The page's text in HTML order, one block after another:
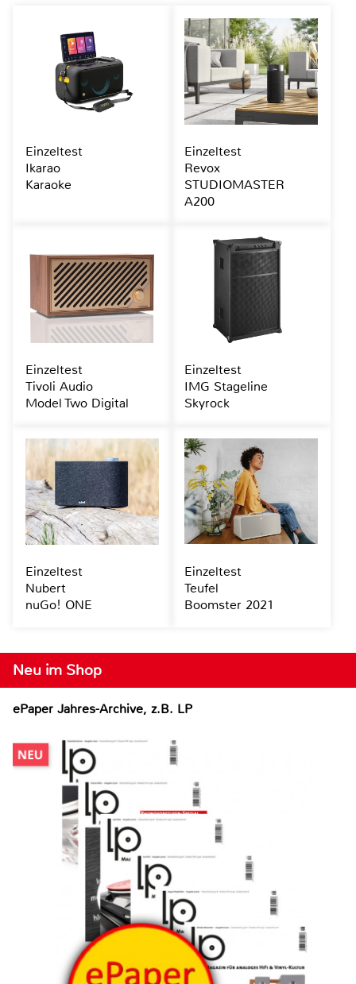
Neu im Shop
ePaper Jahres-Archive, z.B. LP
Einzeltest
Ikarao
Karaoke
Einzeltest
Revox
STUDIOMASTER
A200
Einzeltest
Tivoli Audio
Model Two Digital
Einzeltest
IMG Stageline
Skyrock
Einzeltest
Nubert
nuGo! ONE
Einzeltest
Teufel
Boomster 2021